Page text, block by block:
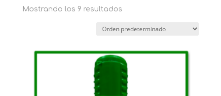
Mostrando los 9 resultados